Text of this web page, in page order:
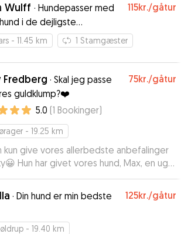
Wulff · Hundepasser med
i de dejligste
115kr./gåtur
- 11.45 km 1 Stamgæster
Fredberg · Skal jeg passe
guldklump?❤️
75kr./gåtur
5.0 (1 Bookinger)
- 19.25 km
kun give vores allerbedste anbefalinger
Hun har givet vores hund, Max, en uge
omsorg, nærvær, hygge, pleje,
kompetance og glæde. Fra første
vandt Vicky hans hjerte😊 Max kunne ikke
i bedre hænder end sammen med
Vi er så glade for, at Vicky tog sig af Max
· Din hund er min bedste
125kr./gåtur
- 19.40 km